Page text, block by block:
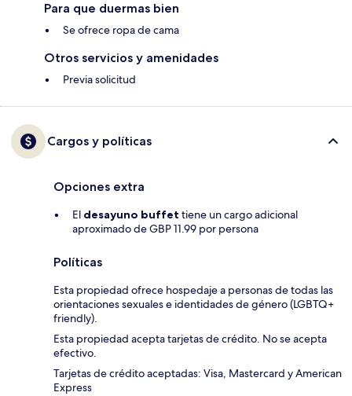
Para que duermas bien
Se ofrece ropa de cama
Otros servicios y amenidades
Previa solicitud
Cargos y políticas
Opciones extra
El desayuno buffet tiene un cargo adicional
aproximado de GBP 11.99 por persona
Políticas
Esta propiedad ofrece hospedaje a personas de todas las
orientaciones sexuales e identidades de género (LGBTQ+
friendly).
Esta propiedad acepta tarjetas de crédito. No se acepta
efectivo.
Tarjetas de crédito aceptadas: Visa, Mastercard y American
Express